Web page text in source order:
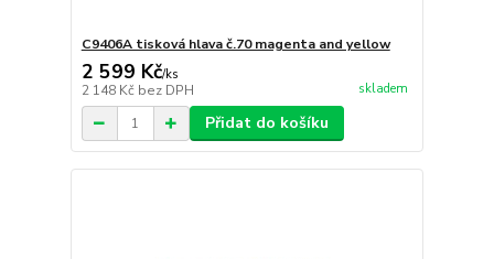
C9406A tisková hlava č.70 magenta and yellow
2 599 Kč/ks
2 148 Kč bez DPH skladem
Přidat do košíku